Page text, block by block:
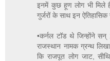
इनमें कुछ हूण लोग भी मिले
गुर्जरों के साथ इन
•कर्नल टॉड थे जिन्होंने
राजस्थान नामक ग्रन्थ
कि राजपूत लोग जाट,